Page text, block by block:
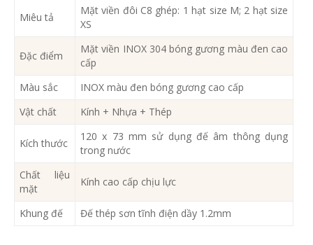
Miêu tả
Mặt viền đôi C8 ghép: 1 hạt size M; 2 hạt size
XS
Đặc điểm
Mặt viền INOX 304 bóng gương màu đen cao
cấp
Màu sắc
INOX màu đen bóng gương cao cấp
Vật chất
Kính + Nhựa + Thép
Kích thước
120 x 73 mm sử dụng đế âm thông dụng
trong nước
Chất liệu
mặt
Kính cao cấp chịu lực
Khung đế Đế thép sơn tĩnh điện dầy 1.2mm